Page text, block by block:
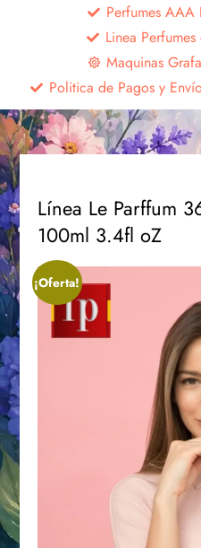
Perfumes AAA
Linea
Maquinas
Politica de Pagos y
Línea Le Parffum
100ml 3.4fl oZ
¡Oferta!